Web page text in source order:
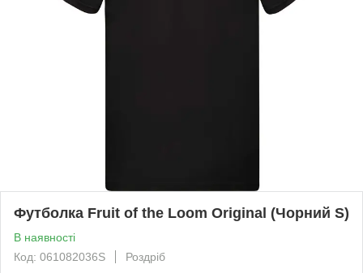
Футболка Fruit of the Loom Original (Чорний S)
В наявності
Код: 061082036S
Роздріб